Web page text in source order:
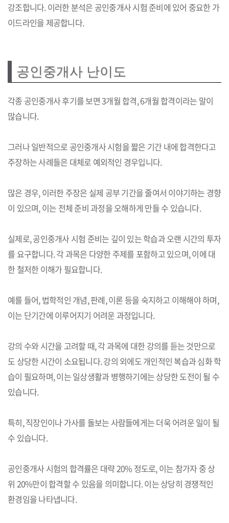
강조합니다. 이러한 분석은 공인중개사 시험 준비에 있어 중요한 가
이드라인을 제공합니다.
공인중개사 난이도
각종 공인중개사 후기를 보면 3개월 합격, 6개월 합격이라는 말이
많습니다.
그러나 일반적으로 공인중개사 시험을 짧은 기간 내에 합격한다고
주장하는 사례들은 대체로 예외적인 경우입니다.
많은 경우, 이러한 주장은 실제 공부 기간을 줄여서 이야기하는 경향
이 있으며, 이는 전체 준비 과정을 오해하게 만들 수 있습니다.
실제로, 공인중개사 시험 준비는 깊이 있는 학습과 오랜 시간의 투자
를 요구합니다. 각 과목은 다양한 주제를 포함하고 있으며, 이에 대
한 철저한 이해가 필요합니다.
예를 들어, 법학적인 개념, 판례, 이론 등을 숙지하고 이해해야 하며,
이는 단기간에 이루어지기 어려운 과정입니다.
강의 수와 시간을 고려할 때, 각 과목에 대한 강의를 듣는 것만으로
도 상당한 시간이 소요됩니다. 강의 외에도 개인적인 복습과 심화 학
습이 필요하며, 이는 일상생활과 병행하기에는 상당한 도전이 될 수
있습니다.
특히, 직장인이나 가사를 돌보는 사람들에게는 더욱 어려운 일이 될
수 있습니다.
공인중개사 시험의 합격률은 대략 20% 정도로, 이는 참가자 중 상
위 20%만이 합격할 수 있음을 의미합니다. 이는 상당히 경쟁적인
환경임을 나타냅니다.